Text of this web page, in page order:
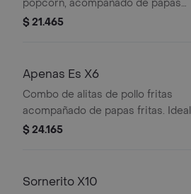
popcorn, acompañado de papas
fritas. Ideal para compartir.
$ 21.465
Apenas Es X6
Combo de alitas de pollo fritas
acompañado de papas fritas. Ideal
para compartir.
$ 24.165
Sornerito X10